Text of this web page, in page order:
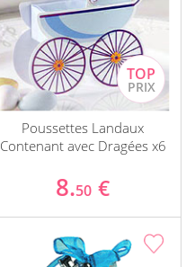
Poussettes Landaux
Contenant avec Dragées x6
8.50 €